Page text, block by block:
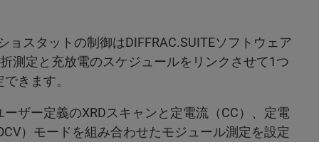
ョスタットの制御はDIFFRAC.SUITEソフトウェア
測定と充放電のスケジュールをリンクさせて1つ
きます。
ーザー定義のXRDスキャンと定電流（CC）、定電
）モードを組み合わせたモジュール測定を設定